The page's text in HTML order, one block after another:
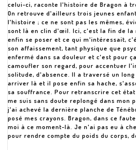
celui-ci, raconte l'histoire de Bragon à
On retrouve d'ailleurs trois jeunes
l'histoire ; ce ne sont pas les mêmes,
sont là en clin d'œil. Ici, c'est la fin de la
enfin se poser et ce qui m'intéressait,
son affaissement, tant physique que
enfermé dans sa douleur et c'est pour
camoufler son regard, pour accentuer
solitude, d'absence. Il a traversé un
arriver là et il pose enfin sa hache,
sa souffrance. Pour retranscrire cet
me suis sans doute replongé dans mon
j'ai achevé la dernière planche de
posé mes crayons. Bragon, dans ce
moi à ce moment-là. Je n'ai pas eu à
pour rendre compte du poids du corps,